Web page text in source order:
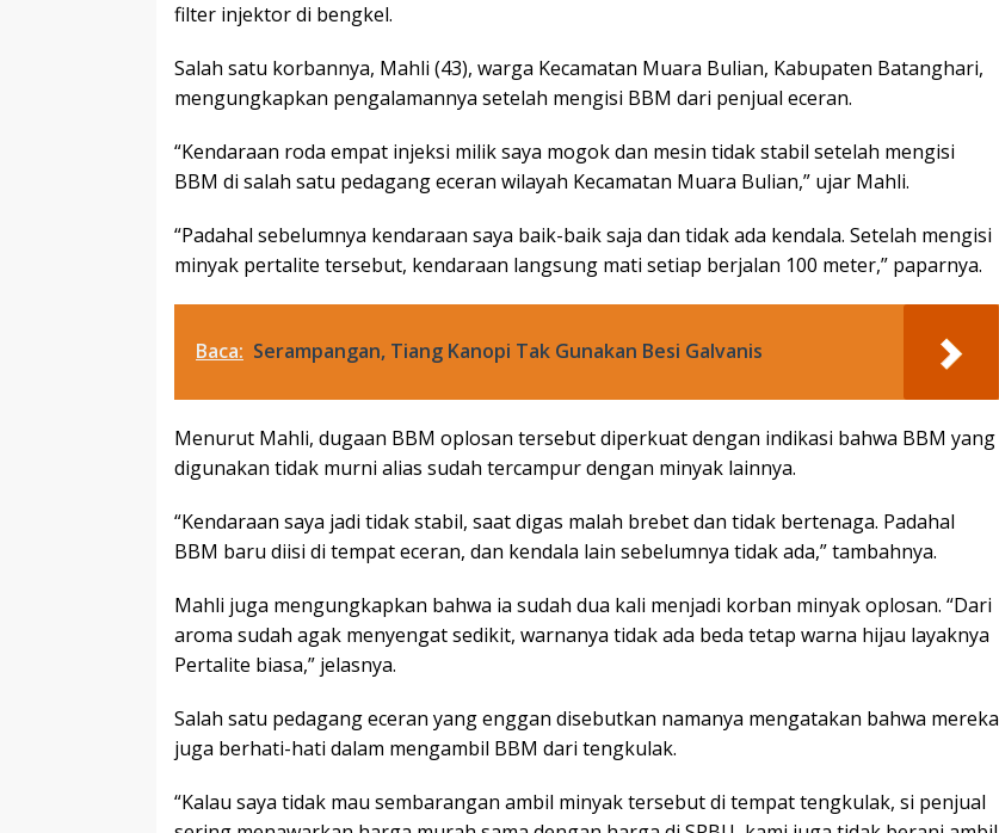
filter injektor di bengkel.
Salah satu korbannya, Mahli (43), warga Kecamatan Muara Bulian, Kabupaten Batanghari,
mengungkapkan pengalamannya setelah mengisi BBM dari penjual eceran.
“Kendaraan roda empat injeksi milik saya mogok dan mesin tidak stabil setelah mengisi
BBM di salah satu pedagang eceran wilayah Kecamatan Muara Bulian,” ujar Mahli.
“Padahal sebelumnya kendaraan saya baik-baik saja dan tidak ada kendala. Setelah mengisi
minyak pertalite tersebut, kendaraan langsung mati setiap berjalan 100 meter,” paparnya.
Baca: Serampangan, Tiang Kanopi Tak Gunakan Besi Galvanis
Menurut Mahli, dugaan BBM oplosan tersebut diperkuat dengan indikasi bahwa BBM yang
digunakan tidak murni alias sudah tercampur dengan minyak lainnya.
“Kendaraan saya jadi tidak stabil, saat digas malah brebet dan tidak bertenaga. Padahal
BBM baru diisi di tempat eceran, dan kendala lain sebelumnya tidak ada,” tambahnya.
Mahli juga mengungkapkan bahwa ia sudah dua kali menjadi korban minyak oplosan. “Dari
aroma sudah agak menyengat sedikit, warnanya tidak ada beda tetap warna hijau layaknya
Pertalite biasa,” jelasnya.
Salah satu pedagang eceran yang enggan disebutkan namanya mengatakan bahwa mereka
juga berhati-hati dalam mengambil BBM dari tengkulak.
“Kalau saya tidak mau sembarangan ambil minyak tersebut di tempat tengkulak, si penjual